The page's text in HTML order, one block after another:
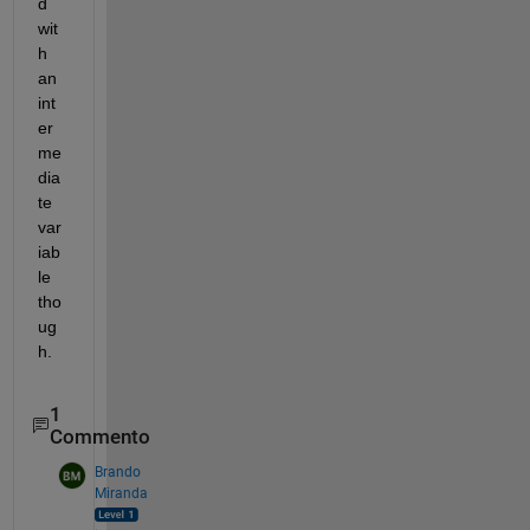
wit
h
an
int
er
me
dia
te
var
iab
le
tho
ug
h.
1
Commento
Brando
Miranda